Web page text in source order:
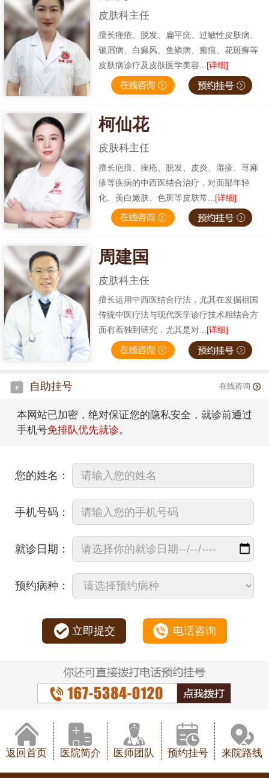
皮肤科主任
擅长痤疮、脱发、扁平疣、过敏性皮肤病、
银屑病、白癜风、鱼鳞病、瘢痕、花斑癣等
皮肤病诊疗及皮肤医学美容... [详细]
柯仙花
皮肤科主任
擅长疤痕、痤疮、脱发、皮炎、湿疹、荨麻
疹等疾病的中西医结合治疗，对面部年轻
化、美白嫩肤、色斑等皮肤常... [详细]
周建国
皮肤科主任
擅长运用中西医结合疗法，尤其在发掘祖国
传统中医疗法与现代医学诊疗技术相结合方
面有着独到研究，尤其是对...[详细]
自助挂号 在线咨询
本网站已加密，绝对保证您的隐私安全，就诊前通过
手机号免排队优先就诊。
您的姓名：
手机号码：
就诊日期：
预约病种：
立即提交 电话咨询
返回首页 医院简介 医师团队 预约挂号 来院路线